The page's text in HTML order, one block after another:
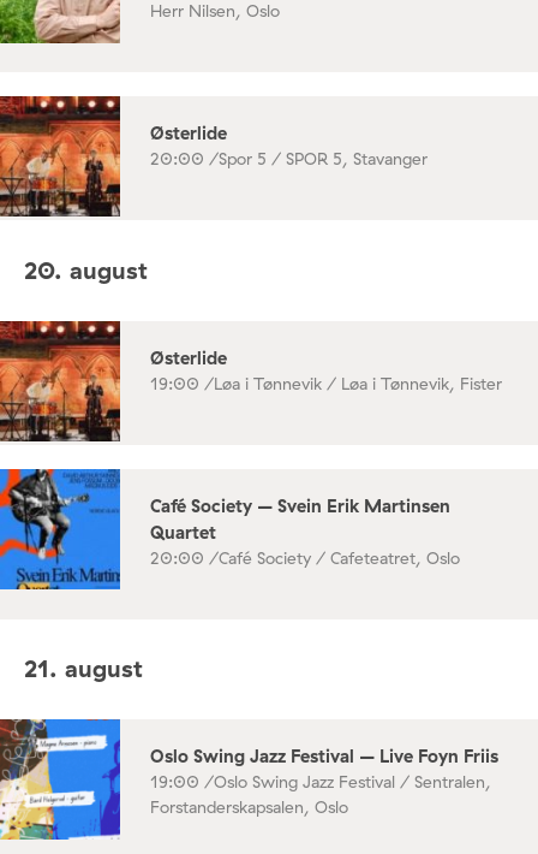
Herr Nilsen, Oslo
Østerlide
20:00 /Spor 5 / SPOR 5, Stavanger
20. august
Østerlide
19:00 /Løa i Tønnevik / Løa i Tønnevik, Fister
Café Society – Svein Erik Martinsen
Quartet
20:00 /Café Society / Cafeteatret, Oslo
21. august
Oslo Swing Jazz Festival – Live Foyn Friis
19:00 /Oslo Swing Jazz Festival / Sentralen,
Forstanderskapsalen, Oslo